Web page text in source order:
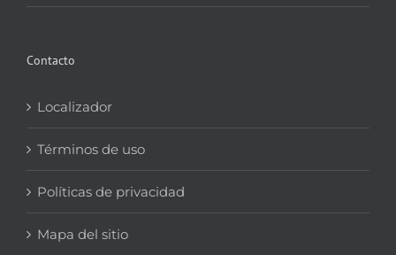
Contacto
Localizador
Términos de uso
Políticas de privacidad
Mapa del sitio